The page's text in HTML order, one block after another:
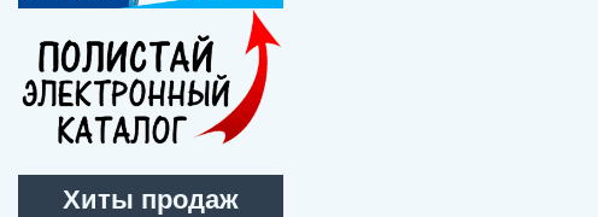
Хиты продаж